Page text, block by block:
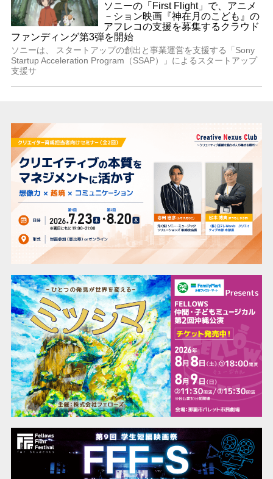
ソニーの「First Flight」で、アニメ
－ション映画『神在月のこども』の
アフレコの支援を募集するクラウド
ファンディング第3弾を開始
ソニーは、 スタートアップの創出と事業運営を支援する「Sony
Startup Acceleration Program（SSAP）」によるスタートアップ
支援サ